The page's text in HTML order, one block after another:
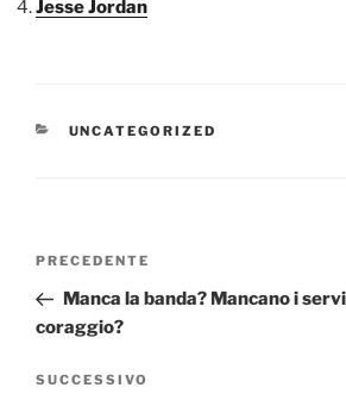
Jesse Jordan
CATEGORIE
UNCATEGORIZED
Navigazione
Articolo
precedente:
PRECEDENTE
Manca la banda? Mancano i
coraggio?
Articolo
SUCCESSIVO